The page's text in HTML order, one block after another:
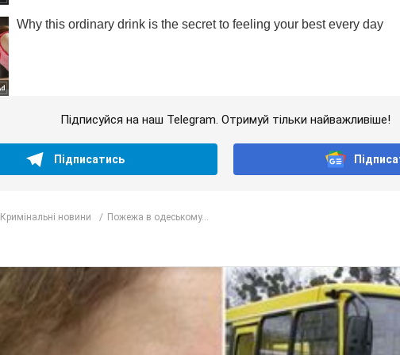
Підписуйся на наш Telegram. Отримуй тільки найважливіше!
Підписатись
Кримінальні новини Пожежа в одеському...